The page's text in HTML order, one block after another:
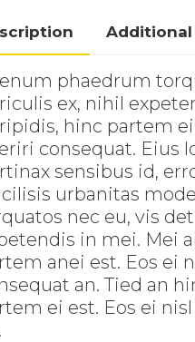
phaedrum
ex, nihil
hinc partem
consequat. Eius
sensibus id,
urbanitas
nec eu, vis
in mei. Mei
anei est. Eos ei
an. Tied an
ei est. Eos ei